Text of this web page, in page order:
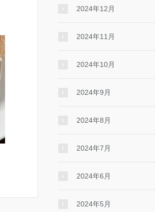
2024年12月
2024年11月
2024年10月
2024年9月
2024年8月
2024年7月
2024年6月
2024年5月